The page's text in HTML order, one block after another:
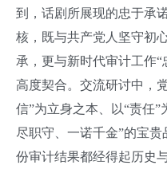
到，话剧所展现的忠于承
核，既与共产党人坚守初
承，更与新时代审计工作
高度契合。交流研讨中，
信”为立身之本、以“责任
尽职守、一诺千金”的宝
份审计结果都经得起历史